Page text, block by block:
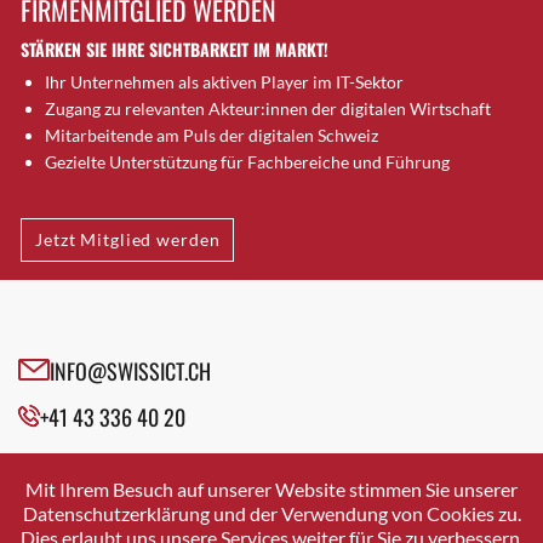
Brütten
Bubendorf
Bubikon
Buchs (SG)
Burgdorf
Bülach
Cazis
Cham
Davos Platz
Davos Platz 1
Dietikon
Dietlikon
FIRMENMITGLIED WERDEN
STÄRKEN SIE IHRE SICHTBARKEIT IM MARKT!
Ihr Unternehmen als aktiven Player im IT-Sektor
Zugang zu relevanten Akteur:innen der digitalen Wirtschaft
Mitarbeitende am Puls der digitalen Schweiz
Gezielte Unterstützung für Fachbereiche und Führung
Jetzt Mitglied werden
INFO@SWISSICT.CH
+41 43 336 40 20
SWISSICT
VULKANSTRASSE 120
8048 ZURICH
Mit Ihrem Besuch auf unserer Website stimmen Sie unserer
Datenschutzerklärung und der Verwendung von Cookies zu.
Dies erlaubt uns unsere Services weiter für Sie zu verbessern.